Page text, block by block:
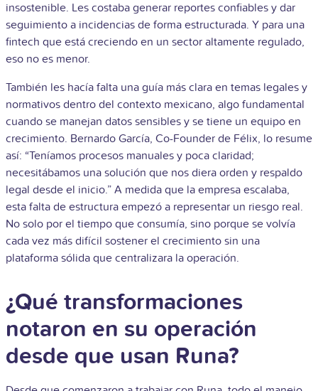
insostenible. Les costaba generar reportes confiables y dar
seguimiento a incidencias de forma estructurada. Y para una
fintech que está creciendo en un sector altamente regulado,
eso no es menor.
También les hacía falta una guía más clara en temas legales y
normativos dentro del contexto mexicano, algo fundamental
cuando se manejan datos sensibles y se tiene un equipo en
crecimiento. Bernardo García, Co-Founder de Félix, lo resume
así: “Teníamos procesos manuales y poca claridad;
necesitábamos una solución que nos diera orden y respaldo
legal desde el inicio.” A medida que la empresa escalaba,
esta falta de estructura empezó a representar un riesgo real.
No solo por el tiempo que consumía, sino porque se volvía
cada vez más difícil sostener el crecimiento sin una
plataforma sólida que centralizara la operación.
¿Qué transformaciones
notaron en su operación
desde que usan Runa?